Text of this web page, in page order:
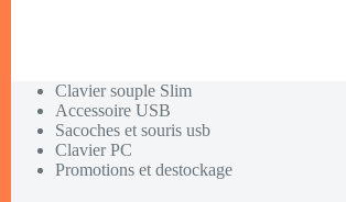
Clavier souple Slim
Accessoire USB
Sacoches et souris usb
Clavier PC
Promotions et destockage